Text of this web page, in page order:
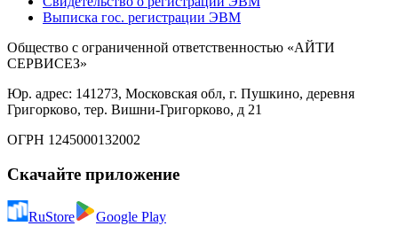
Выписка гос. регистрации ЭВМ
Общество с ограниченной ответственностью «АЙТИ
СЕРВИСЕЗ»
Юр. адрес: 141273, Московская обл, г. Пушкино, деревня
Григорково, тер. Вишни-Григорково, д 21
ОГРН 1245000132002
Скачайте приложение
RuStore Google Play